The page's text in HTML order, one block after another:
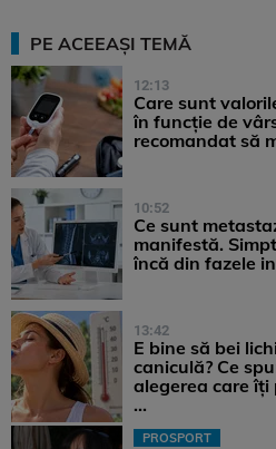
PE ACEEAȘI TEMĂ
12:13
Care sunt
în funcție de
recomandat să
10:52
Ce sunt
manifestă.
încă din fazele
13:42
E bine să bei
caniculă? Ce
alegerea care
...
PROSPORT